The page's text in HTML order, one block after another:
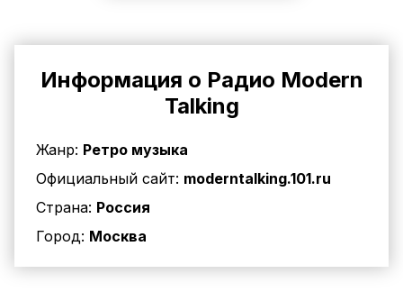
Информация о Радио Modern
Talking
Жанр: Ретро музыка
Официальный сайт: moderntalking.101.ru
Страна: Россия
Город: Москва